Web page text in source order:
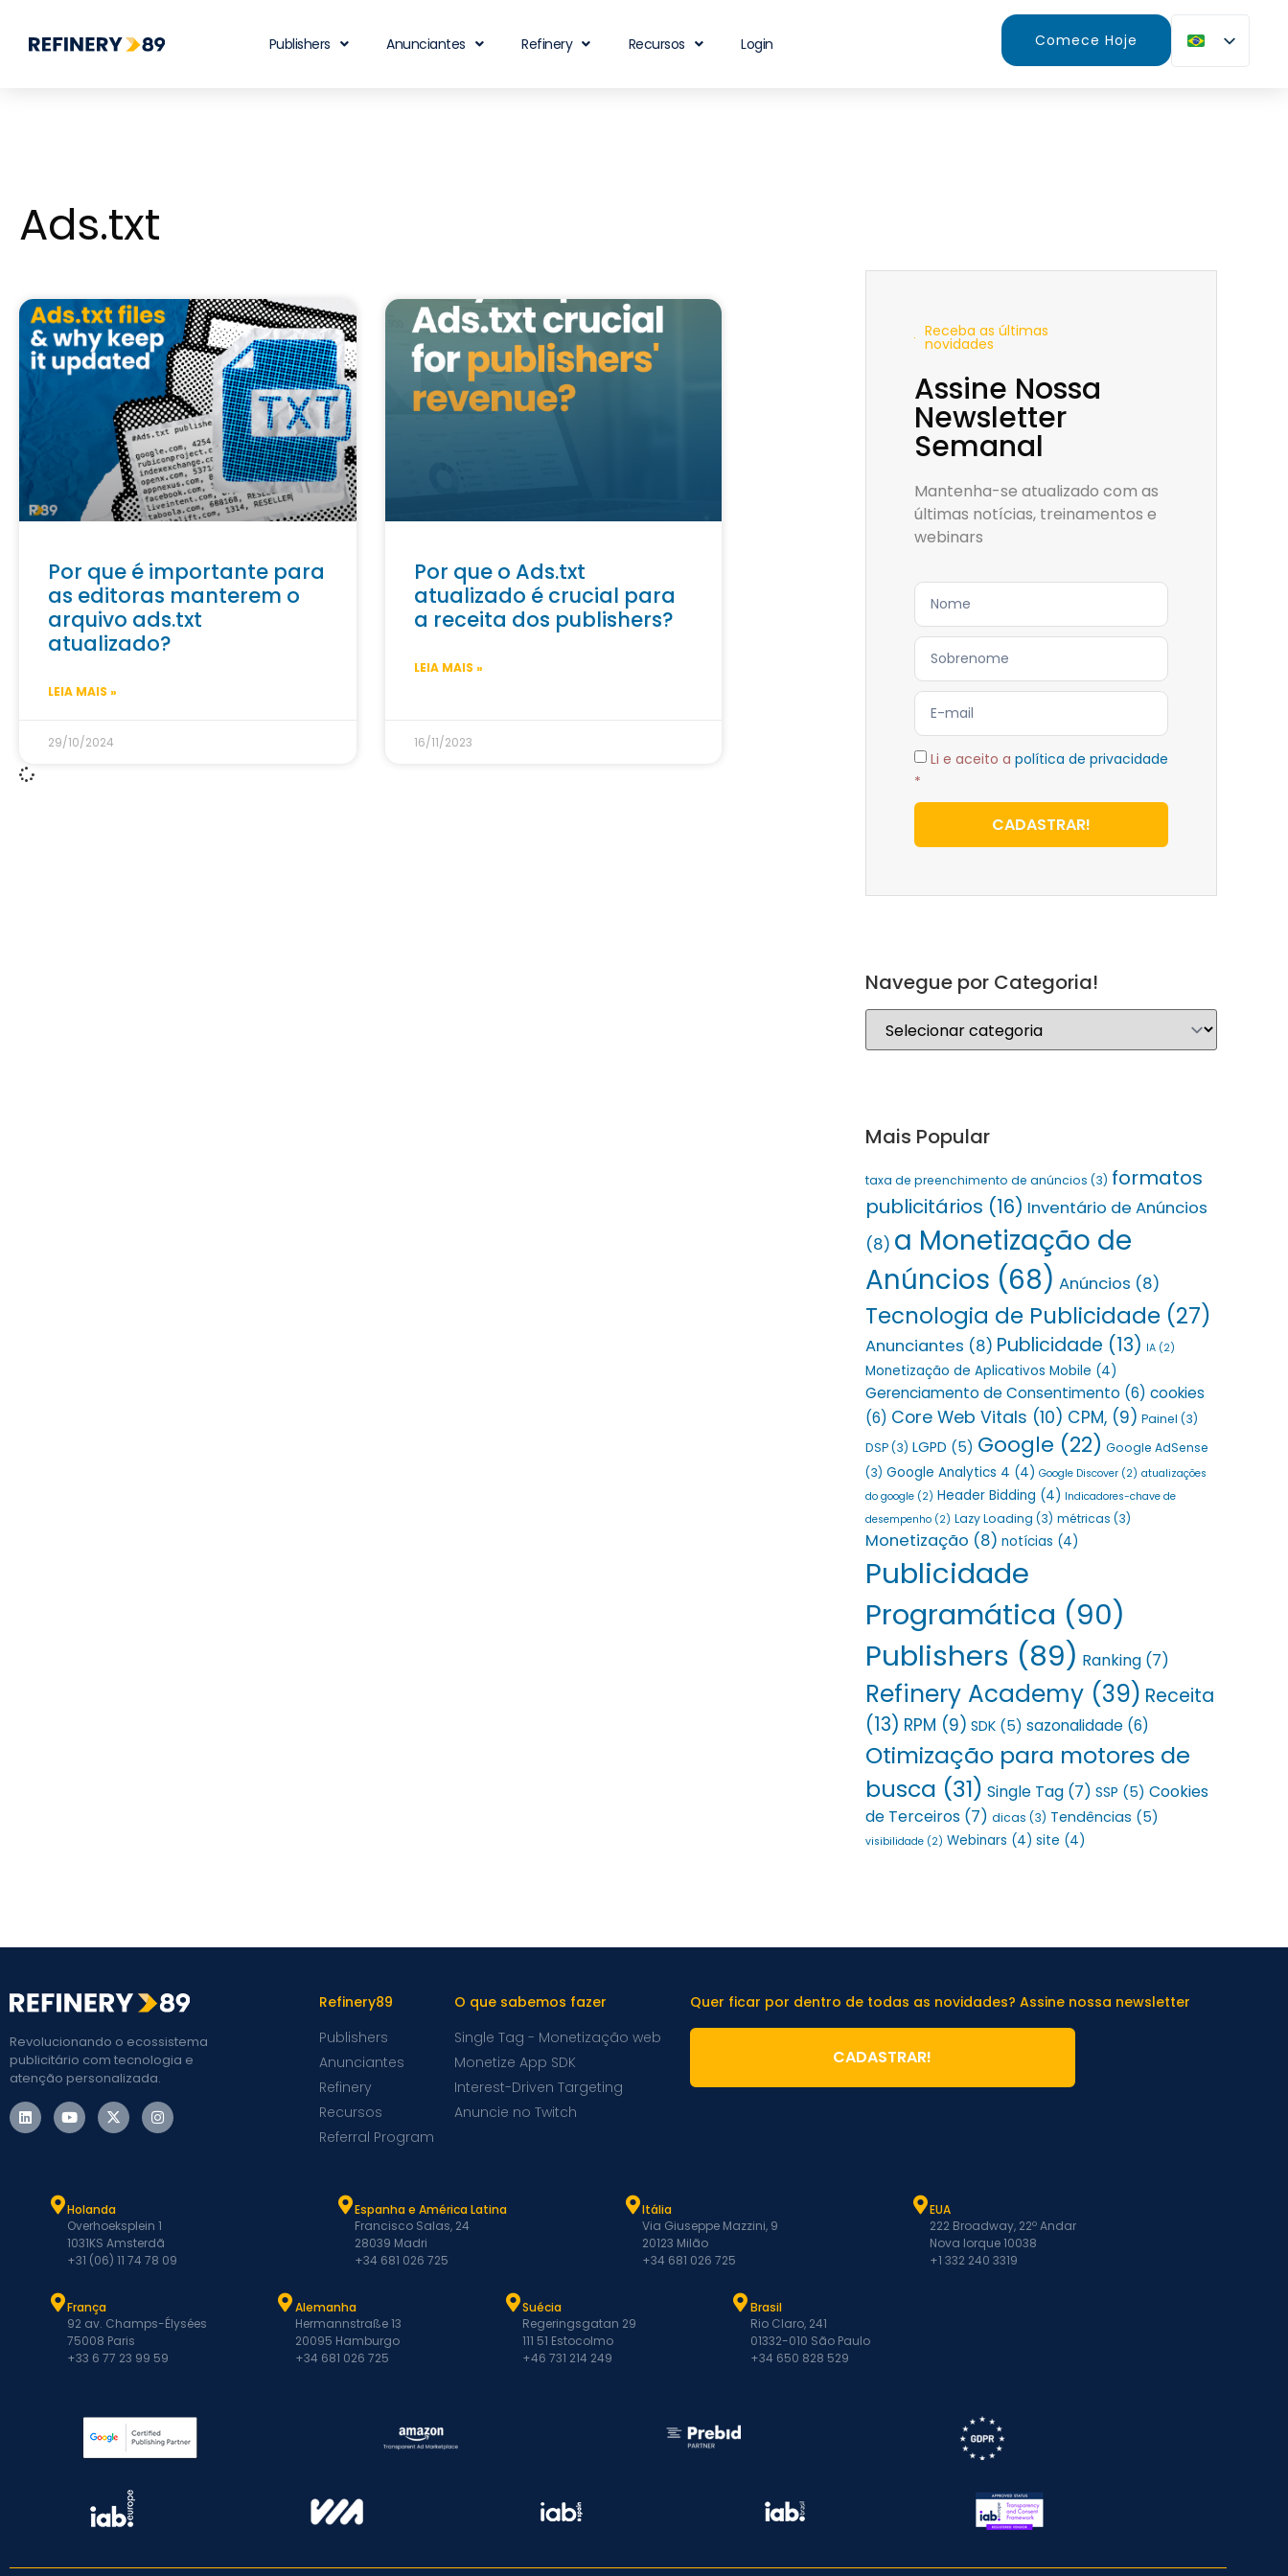
Publishers Anunciantes Refinery Recursos Login Comece Hoje
Ads.txt
Por que é importante para
as editoras manterem o
arquivo ads.txt
atualizado?
LEIA MAIS »
29/10/2024
Por que o Ads.txt
atualizado é crucial para
a receita dos publishers?
LEIA MAIS »
16/11/2023
Receba as últimas
novidades
Assine Nossa
Newsletter
Semanal
Mantenha-se atualizado com as
últimas notícias, treinamentos e
webinars
Li e aceito a política de privacidade
*
CADASTRAR!
Navegue por Categoria!
Mais Popular
taxa de preenchimento de anúncios (3) formatos
publicitários (16) Inventário de Anúncios
(8) a Monetização de
Anúncios (68) Anúncios (8)
Tecnologia de Publicidade (27)
Anunciantes (8) Publicidade (13) IA (2)
Monetização de Aplicativos Mobile (4)
Gerenciamento de Consentimento (6) cookies
(6) Core Web Vitals (10) CPM, (9) Painel (3)
DSP(3) LGPD (5) Google (22) Google AdSense
(3) Google Analytics 4 (4) Google Discover (2) atualizações
do google (2) Header Bidding (4) Indicadores-chave de
desempenho (2) Lazy Loading (3) métricas (3)
Monetização (8) notícias (4)
Publicidade
Programática (90)
Publishers (89) Ranking (7)
Refinery Academy (39) Receita
(13) RPM (9) SDK (5) sazonalidade (6)
Otimização para motores de
busca (31) Single Tag (7) SSP (5) Cookies
de Terceiros (7) dicas (3) Tendências (5)
visibilidade (2) Webinars (4) site (4)
Revolucionando o ecossistema
publicitário com tecnologia e
atenção personalizada.
Refinery89
Publishers
Anunciantes
Refinery
Recursos
Referral Program
O que sabemos fazer
Single Tag - Monetização web
Monetize App SDK
Interest-Driven Targeting
Anuncie no Twitch
Quer ficar por dentro de todas as novidades? Assine nossa newsletter
CADASTRAR!
Holanda
Overhoeksplein 1
1031KS Amsterdã
+31 (06) 11 74 78 09
Espanha e América Latina
Francisco Salas, 24
28039 Madri
+34 681 026 725
Itália
Via Giuseppe Mazzini, 9
20123 Milão
+34 681 026 725
EUA
222 Broadway, 22º Andar
Nova Iorque 10038
+1 332 240 3319
França
92 av. Champs-Élysées
75008 Paris
+33 6 77 23 99 59
Alemanha
Hermannstraße 13
20095 Hamburgo
+34 681 026 725
Suécia
Regeringsgatan 29
111 51 Estocolmo
+46 731 214 249
Brasil
Rio Claro, 241
01332-010 São Paulo
+34 650 828 529